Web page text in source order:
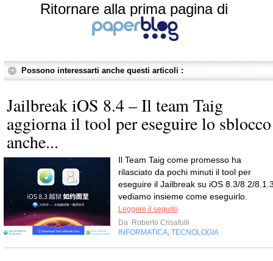
Ritornare alla prima pagina di
Possono interessarti anche questi articoli :
Jailbreak iOS 8.4 – Il team Taig
aggiorna il tool per eseguire lo sblocco
anche...
Il Team Taig come promesso ha
rilasciato da pochi minuti il tool per
eseguire il Jailbreak su iOS 8.3/8.2/
vediamo insieme come eseguirlo.
Leggere il seguito
Da Roberto Crisafulli
INFORMATICA TECNOLOGIA